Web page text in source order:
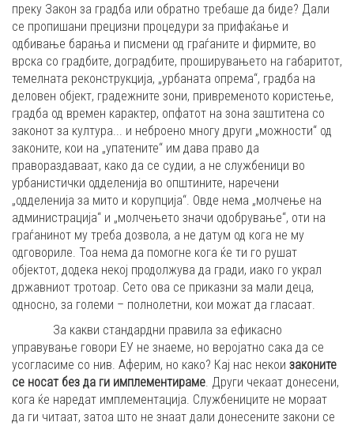
преку Закон за градба или обратно требаше да биде? Дали
се пропишани прецизни процедури за прифаќање и
одбивање барања и писмени од граѓаните и фирмите, во
врска со градбите, доградбите, проширувањето на габаритот,
темелната реконструкција, „урбаната опрема“, градба на
деловен објект, градежните зони, привременото користење,
градба од времен карактер, опфатот на зона заштитена со
законот за култура... и неброено многу други „можности“ од
законите, кои на „упатените“ им дава право да
правораздаваат, како да се судии, а не службеници во
урбанистички одделенија во општините, наречени
„одделенија за мито и корупција“. Овде нема „молчење на
администрација“ и „молчењето значи одобрување“, оти на
граѓанинот му треба дозвола, а не датум од кога не му
одговориле. Тоа нема да помогне кога ќе ти го рушат
објектот, додека некој продолжува да гради, иако го украл
државниот тротоар. Сето ова се приказни за мали деца,
односно, за големи – полнолетни, кои можат да гласаат.
За какви стандардни правила за ефикасно
управување говори ЕУ не знаеме, но веројатно сака да се
усогласиме со нив. Аферим, но како? Кај нас некои законите
се носат без да ги имплементираме. Други чекаат донесени,
кога ќе наредат имплементација. Службениците не мораат
да ги читаат, затоа што не знаат дали донесените закони се